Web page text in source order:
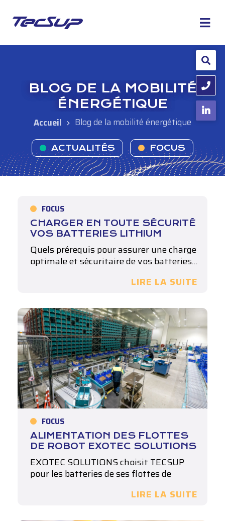
BLOG DE LA MOBILITÉ
ÉNERGÉTIQUE
Blog de la mobilité énergétique
ACTUALITÉS FOCUS
FOCUS
CHARGER EN TOUTE SÉCURITÉ
VOS BATTERIES LITHIUM
Quels prérequis pour assurer une charge
optimale et sécuritaire de vos batteries…
LIRE LA SUITE
FOCUS
ALIMENTATION DES FLOTTES
DE ROBOT EXOTEC SOLUTIONS
EXOTEC SOLUTIONS choisit TECSUP
pour les batteries de ses flottes de
LIRE LA SUITE